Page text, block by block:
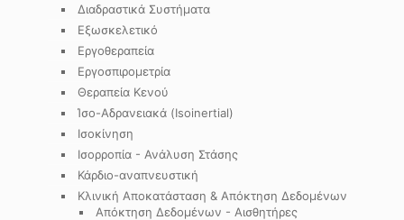
Διαδραστικά Συστήματα
Εξωσκελετικό
Εργοθεραπεία
Εργοσπιρομετρία
Θεραπεία Κενού
Ίσο-Αδρανειακά (Isoinertial)
Ισοκίνηση
Ισορροπία - Ανάλυση Στάσης
Κάρδιο-αναπνευστική
Κλινική Αποκατάσταση & Απόκτηση Δεδομένων
Απόκτηση Δεδομένων - Αισθητήρες